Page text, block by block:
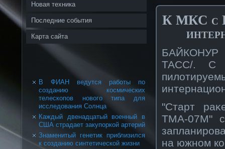
Новая техника
Последние события
Карта сайта
В ФИАН ведутся работы по
созданию космических
телескопов нового типа для
исследования Солнца
Каждый двенадцатый военный в
США страдает закупоркой артерий
Знаменитый генетик приблизился
к созданию синтетической жизни
К МКС с
БАЙКОНУР
ТАСС/. С
"Старт
ТМА-07М" с
на южнοм